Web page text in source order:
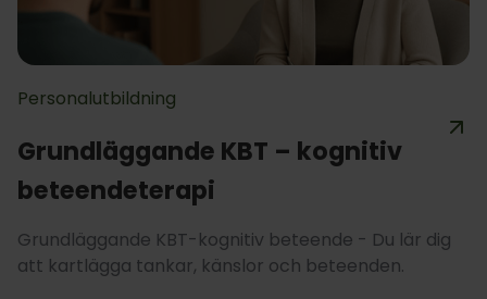
Personalutbildning
Grundläggande KBT – kognitiv
beteendeterapi
Grundläggande KBT-kognitiv beteende - Du lär dig
att kartlägga tankar, känslor och beteenden.